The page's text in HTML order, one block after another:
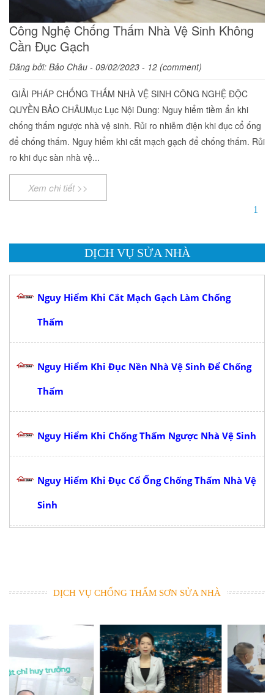
Công Nghệ Chống Thấm Nhà Vệ Sinh Không
Cần Đục Gạch
Đăng bởi: Bảo Châu - 09/02/2023 - 12 (comment)
​ GIẢI PHÁP CHỐNG THẤM NHÀ VỆ SINH CÔNG NGHỆ ĐỘC
QUYỀN BẢO CHÂU ​Mục Lục Nội Dung: ​ Nguy hiểm tiềm ẩn khi
chống thấm ngược nhà vệ sinh. ​ Rủi ro nhiễm điện khi đục cổ ống
để chống thấm. ​ Nguy hiểm khi cắt mạch gạch để chống thấm. ​ Rủi
ro khi đục sàn nhà vệ...
Xem chi tiết >>
1
DỊCH VỤ SỬA NHÀ
Nguy Hiểm Khi Cắt Mạch Gạch Làm Chống
Thấm
Nguy Hiểm Khi Đục Nền Nhà Vệ Sinh Để Chống
Thấm
Nguy Hiểm Khi Chống Thấm Ngược Nhà Vệ Sinh
Nguy Hiểm Khi Đục Cổ Ống Chống Thấm Nhà Vệ
Sinh
DỊCH VỤ CHỐNG THẤM SƠN SỬA NHÀ